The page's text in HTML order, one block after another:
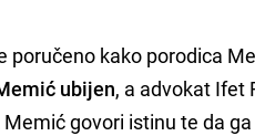
poručeno kako porodica
ubijen, a advokat Ifet
govori istinu te da